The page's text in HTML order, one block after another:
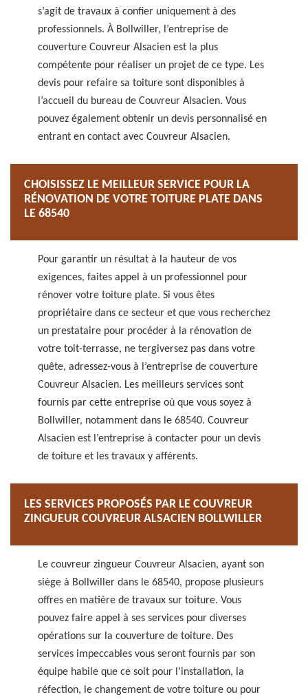
s’agit de travaux à confier uniquement à des
professionnels. À Bollwiller, l’entreprise de
couverture Couvreur Alsacien est la plus
compétente pour réaliser un projet de ce type. Les
devis pour refaire sa toiture sont disponibles à
l’accueil du bureau de Couvreur Alsacien. Vous
pouvez également obtenir un devis personnalisé en
entrant en contact avec Couvreur Alsacien.
CHOISISSEZ LE MEILLEUR SERVICE POUR LA
RÉNOVATION DE VOTRE TOITURE PLATE DANS
LE 68540
Pour garantir un résultat à la hauteur de vos
exigences, faites appel à un professionnel pour
rénover votre toiture plate. Si vous êtes
propriétaire dans ce secteur et que vous recherchez
un prestataire pour procéder à la rénovation de
votre toit-terrasse, ne tergiversez pas dans votre
quête, adressez-vous à l’entreprise de couverture
Couvreur Alsacien. Les meilleurs services sont
fournis par cette entreprise où que vous soyez à
Bollwiller, notamment dans le 68540. Couvreur
Alsacien est l’entreprise à contacter pour un devis
de toiture et les travaux y afférents.
LES SERVICES PROPOSÉS PAR LE COUVREUR
ZINGUEUR COUVREUR ALSACIEN BOLLWILLER
Le couvreur zingueur Couvreur Alsacien, ayant son
siège à Bollwiller dans le 68540, propose plusieurs
offres en matière de travaux sur toiture. Vous
pouvez faire appel à ses services pour diverses
opérations sur la couverture de toiture. Des
services impeccables vous seront fournis par son
équipe habile que ce soit pour l’installation, la
réfection, le changement de votre toiture ou pour